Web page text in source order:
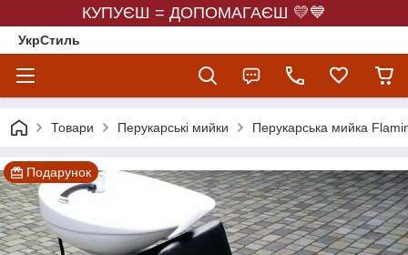
КУПУЄШ = ДОПОМАГАЄШ 💛💙
УкрСтиль
Товари Перукарські мийки Перукарська мийка
Подарунок